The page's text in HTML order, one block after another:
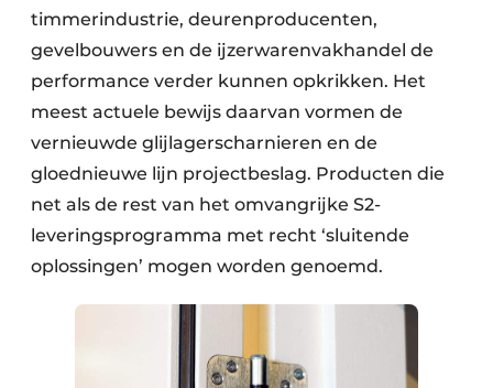
timmerindustrie, deurenproducenten,
gevelbouwers en de ijzerwarenvakhandel de
performance verder kunnen opkrikken. Het
meest actuele bewijs daarvan vormen de
vernieuwde glijlagerscharnieren en de
gloednieuwe lijn projectbeslag. Producten die
net als de rest van het omvangrijke S2-
leveringsprogramma met recht ‘sluitende
oplossingen’ mogen worden genoemd.